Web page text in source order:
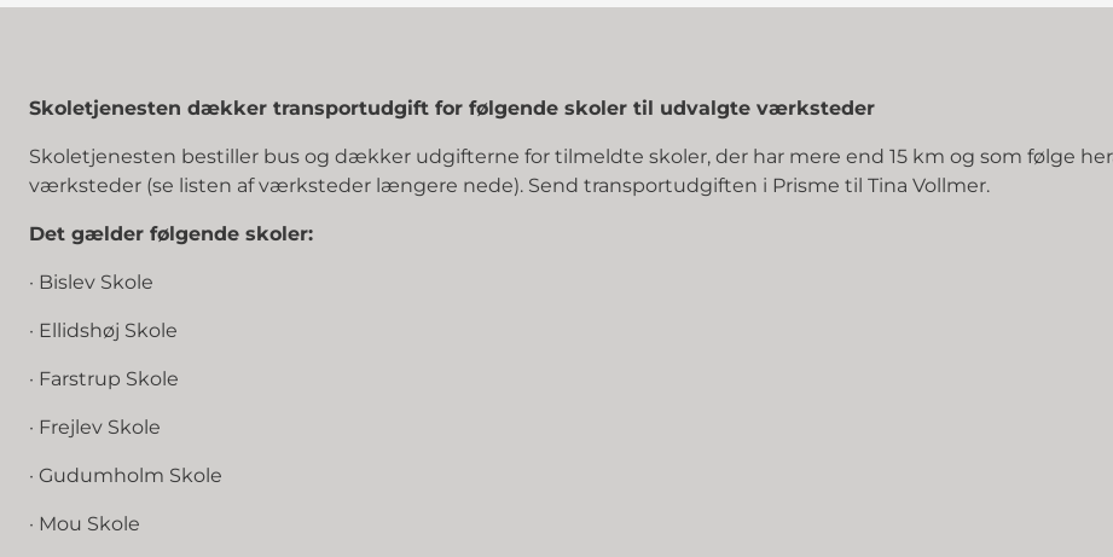
Skoletjenesten dækker transportudgift for følgende skoler til udvalgte værksteder
Skoletjenesten bestiller bus og dækker udgifterne for tilmeldte skoler, der har mere end 15 km og som følge
værksteder (se listen af værksteder længere nede). Send transportudgiften i Prisme til Tina Vollmer.
Det gælder følgende skoler:
· Bislev Skole
· Ellidshøj Skole
· Farstrup Skole
· Frejlev Skole
· Gudumholm Skole
· Mou Skole